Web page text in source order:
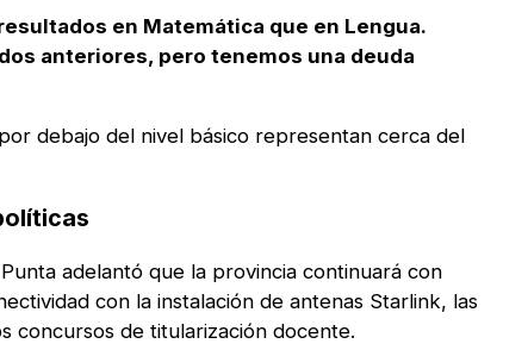
en Matemática que en Lengua.
anteriores, pero tenemos una deuda
debajo del nivel básico representan cerca del
adelantó que la provincia continuará con
con la instalación de antenas Starlink, las
concursos de titularización docente.